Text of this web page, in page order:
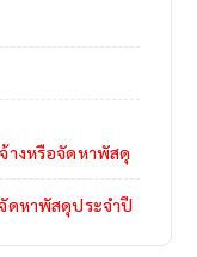
างหรือจัดหาพัสดุ
ดหาพัสดุประจำปี